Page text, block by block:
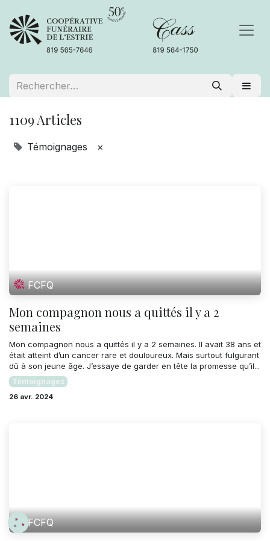
1109 Articles
Témoignages ×
FCFQ
Mon compagnon nous a quittés il y a 2
semaines
Mon compagnon nous a quittés il y a 2 semaines. Il avait 38 ans et
était atteint d’un cancer rare et douloureux. Mais surtout fulgurant
dû à son jeune âge. J’essaye de garder en tête la promesse qu’il...
Témoignages
26 avr. 2024
FCFQ